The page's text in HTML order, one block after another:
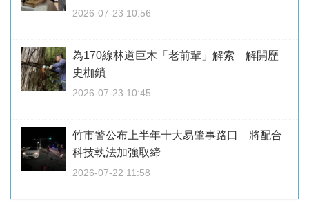
2026-07-23 10:56
為170線林道巨木「老前輩」解索 解開歷
史枷鎖
2026-07-23 10:45
竹市警公布上半年十大易肇事路口 將配合
科技執法加強取締
2026-07-22 11:58